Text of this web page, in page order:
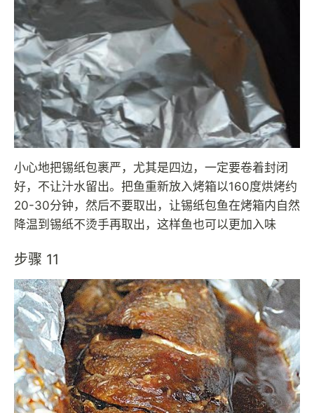
小心地把锡纸包裹严，尤其是四边，一定要卷着封闭
好，不让汁水留出。把鱼重新放入烤箱以160度烘烤约
20-30分钟，然后不要取出，让锡纸包鱼在烤箱内自然
降温到锡纸不烫手再取出，这样鱼也可以更加入味
步骤 11